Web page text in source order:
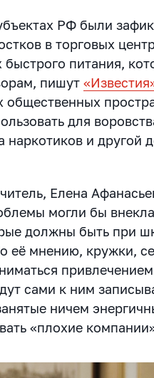
РФ были
в торговых
быстрого питания,
пишут
общественных
для
и другой
Елена
могли бы
должны быть при
её мнению, кружки,
сами к ним
ничем
«плохие